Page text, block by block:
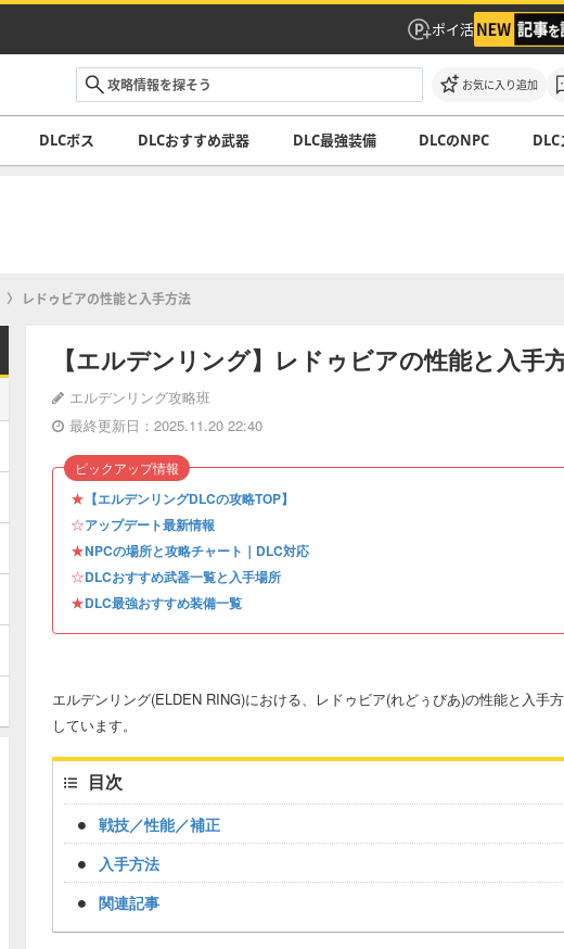
ポイ活
お気に入り追加
DLCボス DLCおすすめ武器 DLC最強装備 DLCのNPC
レドゥビアの性能と入手方法
【エルデンリング】レドゥビアの性能と入手
エルデンリング攻略班
最終更新日：2025.11.20 22:40
★ 【エルデンリングDLCの攻略TOP】
☆アップデート最新情報
★NPCの場所と攻略チャート｜DLC対応
☆DLCおすすめ武器一覧と入手場所
★DLC最強おすすめ装備一覧
ピックアップ情報
エルデンリング(ELDEN RING)における、レドゥビア(れどぅびあ)の性能と入手
しています。
目次
戦技／性能／補正
入手方法
関連記事